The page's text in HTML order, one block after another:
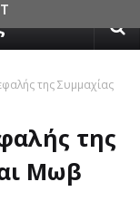
της Συμμαχίας
της
Μωβ